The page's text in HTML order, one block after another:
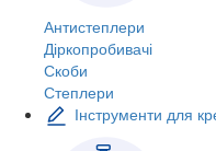
Антистеплери
Діркопробивачі
Скоби
Степлери
Інструменти для